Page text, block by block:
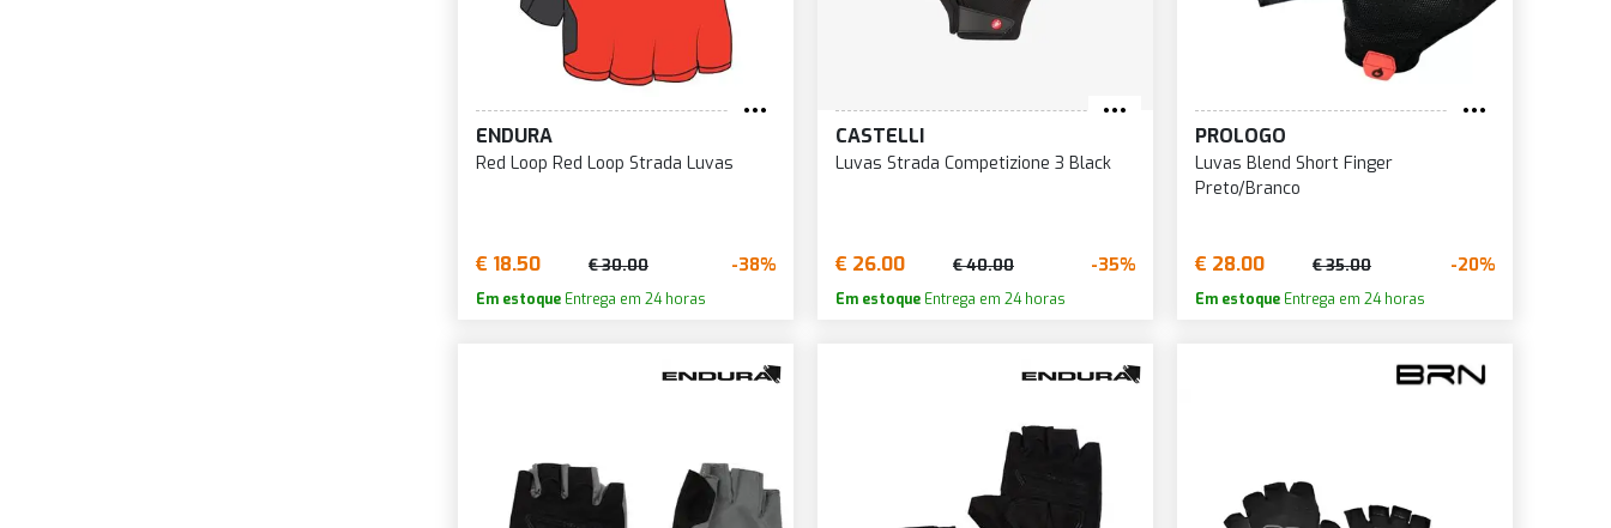
ENDURA
Red Loop Red Loop Strada Luvas
€ 18.50 € 30.00 -38%
Em estoque Entrega em 24 horas
CASTELLI
Luvas Strada Competizione 3 Black
€ 26.00 € 40.00 -35%
Em estoqueEntrega em 24 horas
PROLOGO
Luvas Blend Short Finger
Preto/Branco
€ 28.00 € 35.00 -20%
Em estoqueEntrega em 24 horas